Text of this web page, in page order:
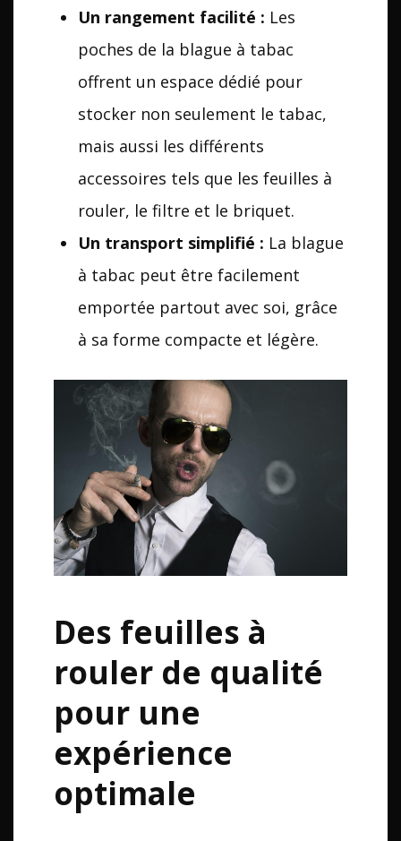
Un rangement facilité : Les
poches de la blague à tabac
offrent un espace dédié pour
stocker non seulement le tabac,
mais aussi les différents
accessoires tels que les feuilles à
rouler, le filtre et le briquet.
Un transport simplifié : La blague
à tabac peut être facilement
emportée partout avec soi, grâce
à sa forme compacte et légère.
Des feuilles à
rouler de qualité
pour une
expérience
optimale